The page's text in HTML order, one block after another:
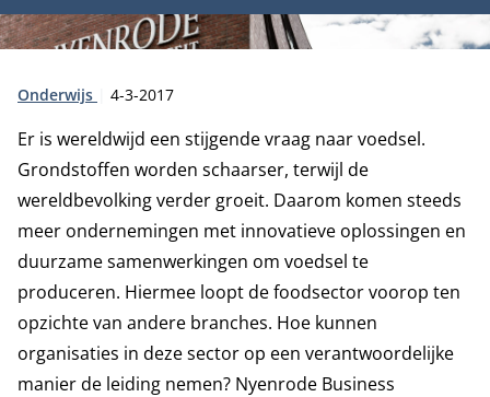
Type:
Onderwijs Publicatiedatum:
4-3-2017
Er is wereldwijd een stijgende vraag naar voedsel.
Grondstoffen worden schaarser, terwijl de
wereldbevolking verder groeit. Daarom komen steeds
meer ondernemingen met innovatieve oplossingen en
duurzame samenwerkingen om voedsel te
produceren. Hiermee loopt de foodsector voorop ten
opzichte van andere branches. Hoe kunnen
organisaties in deze sector op een verantwoordelijke
manier de leiding nemen? Nyenrode Business